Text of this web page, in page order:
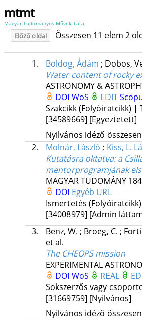
mtmt
Magyar Tudományos Művek Tára
Előző oldal Összesen 11 elem 2
1. Boldog, Ádám ; Dobos,
Water content of rocky
ASTRONOMY &
DOI WoS EDIT
Szakcikk (Folyóiratcikk) |
[34589669] [Egyeztetett]
Nyilvános idéző
2.
Molnár, László ; Kiss, L.
Kutatásra oktatva: a
mentorprogramjának
MAGYAR TUDOMÁNY 184
DOI Egyéb URL
Ismertetés
[34008979] [Admin
3.
Benz, W. ; Broeg, C. ;
et al.
The CHEOPS mission
EXPERIMENTAL
DOI WoS REAL
Sokszerzős vagy
[31669759] [Nyilvános]
Nyilvános idéző